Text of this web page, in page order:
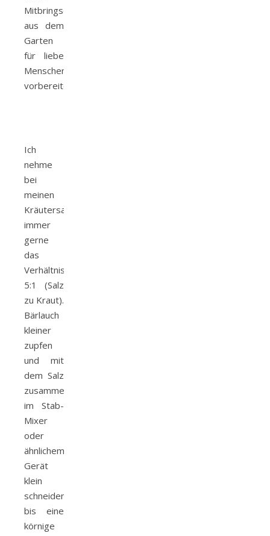
Mitbringsel
aus dem
Garten
für liebe
Menschen
vorbereiten.
Ich
nehme
bei
meinen
Kräutersalzen
immer
gerne
das
Verhältnis
5:1 (Salz
zu Kraut).
Bärlauch
kleiner
zupfen
und mit
dem Salz
zusammen
im Stab-
Mixer
oder
ähnlichem
Gerät
klein
schneiden
bis eine
körnige